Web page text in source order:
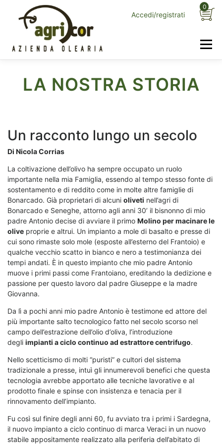
contenuto
0
Accedi/registrati
Menu
SERVIZI LA NOSTRA TERRA
LA NOSTRA STORIA
Un racconto lungo un secolo
Di Nicola Corrias
La coltivazione dell’olivo ha sempre occupato un ruolo
importante nella mia Famiglia, essendo al tempo stesso fonte di
sostentamento e di reddito come in molte altre famiglie di
Bonarcado. Già proprietari di alcuni oliveti nell’agri di
Bonarcado e Seneghe, attorno agli anni 30’ il bisnonno di mio
padre Antonio decise di avviare il primo Molino per macinare le
olive proprie e altrui. Un impianto a mole di basalto e presse di
cui sono rimaste solo mole (esposte all’esterno del Frantoio) e
qualche vecchio scatto in bianco e nero a testimonianza dei
tempi andati. È in questo impianto che mio padre Antonio
muove i primi passi come Frantoiano, ereditando la dedizione e
passione per questo lavoro dal padre Giuseppe e la madre
Giovanna.
Da lì a pochi anni mio padre Antonio è testimone ed attore del
più importante salto tecnologico fatto nel secolo scorso nel
campo dell’estrazione dell’olio d’oliva, l’introduzione
degli impianti a ciclo continuo ad estrattore centrifugo.
Nello scetticismo di molti “puristi” e cultori del sistema
tradizionale a presse, intuì gli innumerevoli benefici che questa
tecnologia avrebbe apportato alle tecniche lavorative e al
prodotto finale e spinse con insistenza e tenacia per il
rinnovamento dell’impianto.
Fu così sul finire degli anni 60, fu avviato tra i primi i Sardegna,
il nuovo impianto a ciclo continuo di marca Veraci in un nuovo
stabile appositamente realizzato alla periferia dell’abitato di